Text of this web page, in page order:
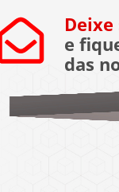
e
das